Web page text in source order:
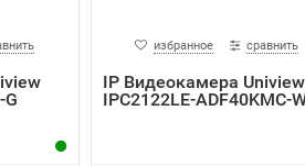
избранное сравнить
IP Видеокамера Uniview
IPC2122LE-ADF40KMC-